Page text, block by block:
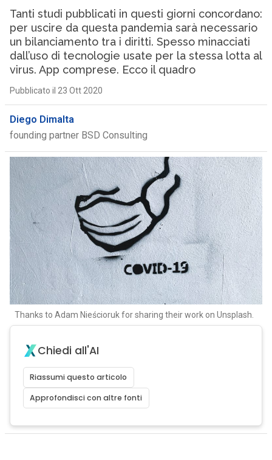
Tanti studi pubblicati in questi giorni concordano:
per uscire da questa pandemia sarà necessario
un bilanciamento tra i diritti. Spesso minacciati
dall’uso di tecnologie usate per la stessa lotta al
virus. App comprese. Ecco il quadro
Pubblicato il 23 Ott 2020
Diego Dimalta
founding partner BSD Consulting
Thanks to Adam Nieścioruk for sharing their work on Unsplash.
Chiedi all'AI
Riassumi questo articolo
Approfondisci con altre fonti